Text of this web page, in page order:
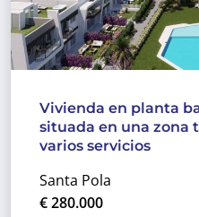
Vivienda en planta
situada en una zona
varios servicios
Santa Pola
€ 280.000